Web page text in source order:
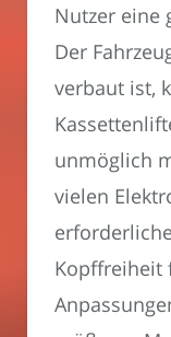
Nutzer eine
Der
verbaut ist,
unmöglich
vielen
Kopffreiheit